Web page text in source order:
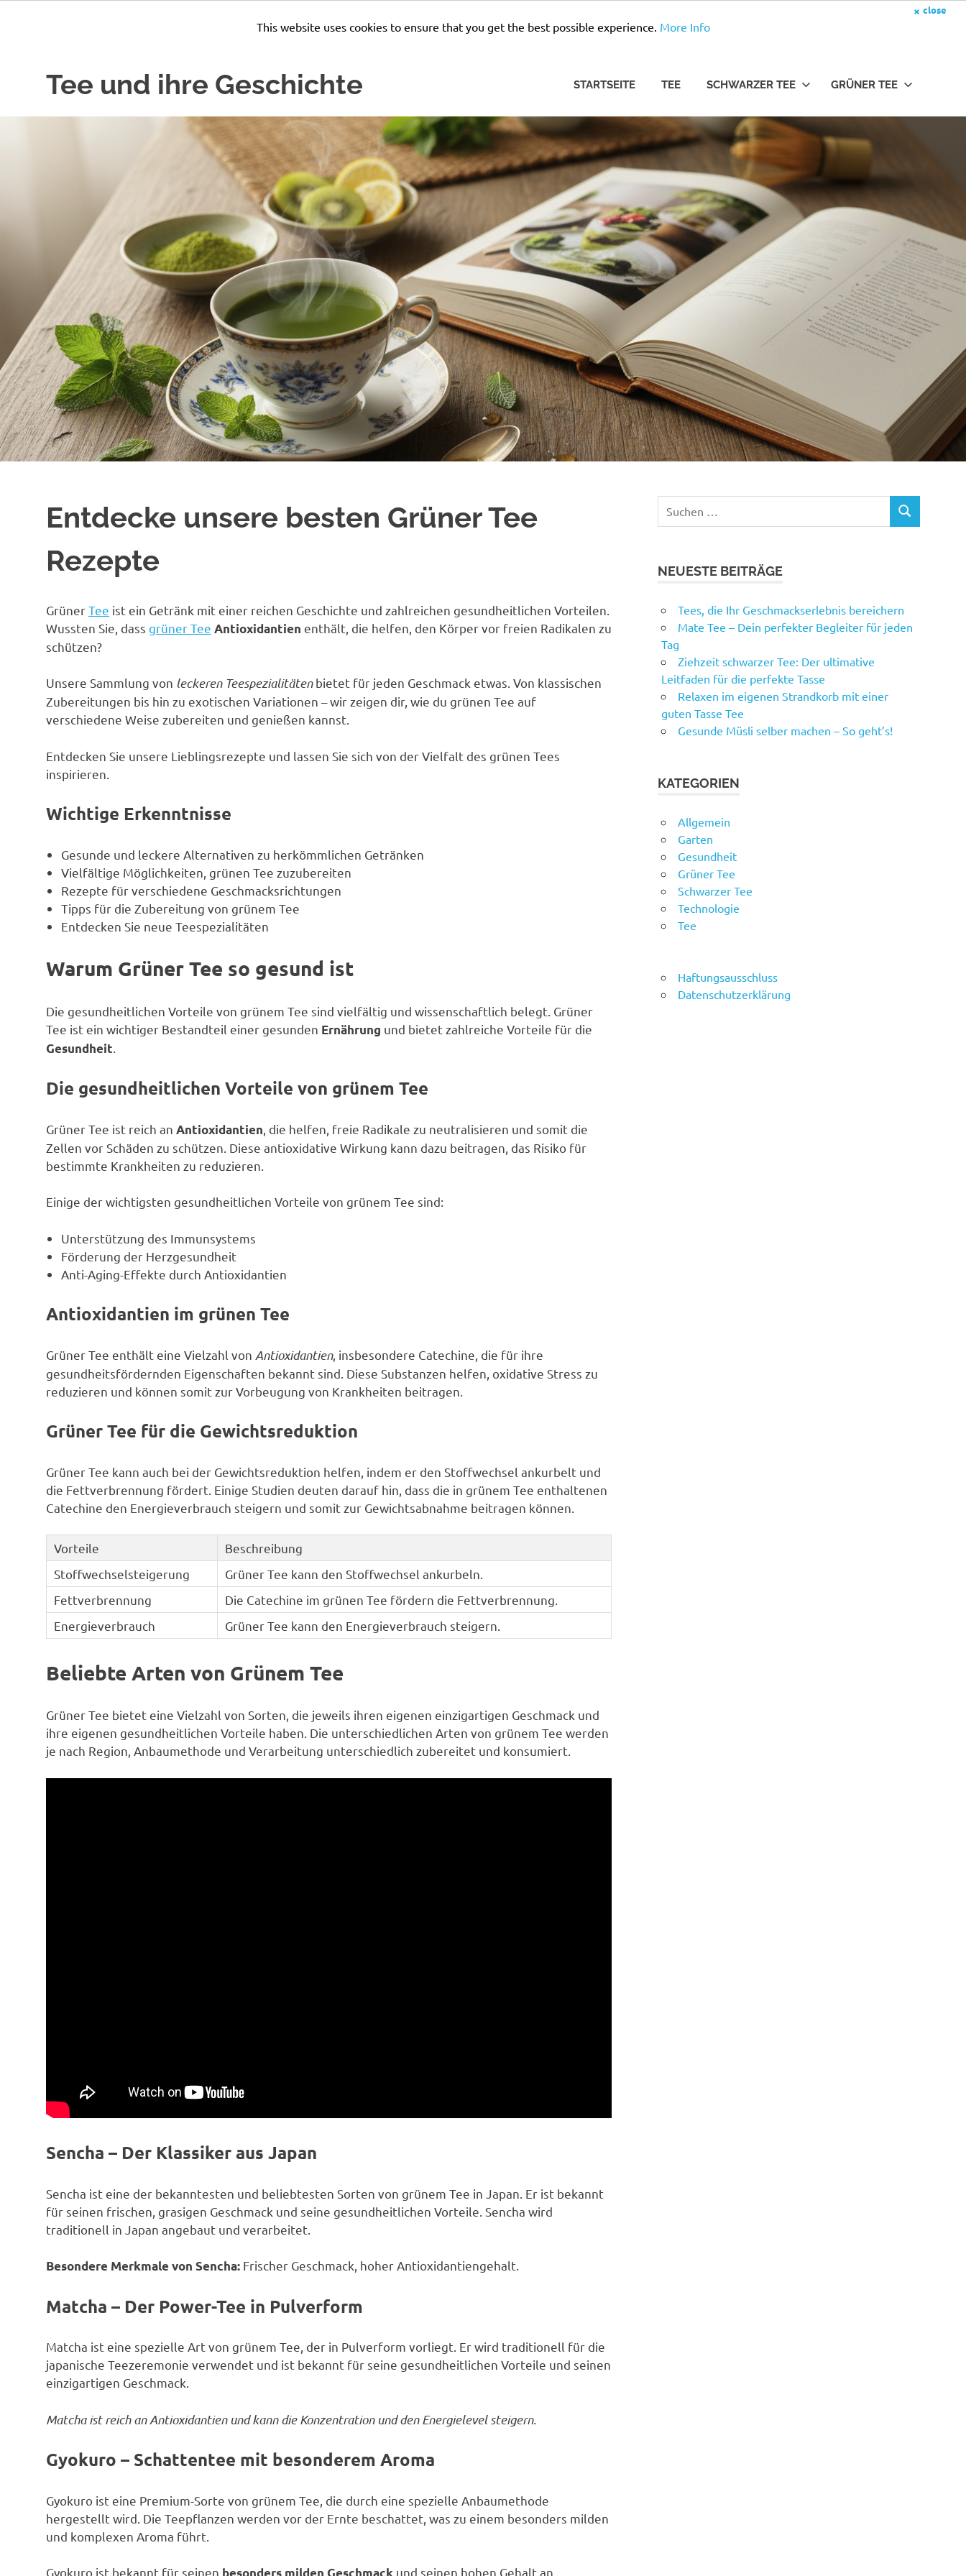
× close
This website uses cookies to ensure that you get the best possible experience. More Info
Tee und ihre Geschichte STARTSEITE TEE SCHWARZER TEE GRÜNER TEE
Entdecke unsere besten Grüner Tee
Rezepte
GrünerTee ist ein Getränk mit einer reichen Geschichte und zahlreichen gesundheitlichen Vorteilen.
Wussten Sie, dass grüner Tee Antioxidantien enthält, die helfen, den Körper vor freien Radikalen zu
schützen?
Unsere Sammlung von leckeren Teespezialitätenbietet für jeden Geschmack etwas. Von klassischen
Zubereitungen bis hin zu exotischen Variationen – wir zeigen dir, wie du grünen Tee auf
verschiedene Weise zubereiten und genießen kannst.
Entdecken Sie unsere Lieblingsrezepte und lassen Sie sich von der Vielfalt des grünen Tees
inspirieren.
Wichtige Erkenntnisse
Gesunde und leckere Alternativen zu herkömmlichen Getränken
Vielfältige Möglichkeiten, grünen Tee zuzubereiten
Rezepte für verschiedene Geschmacksrichtungen
Tipps für die Zubereitung von grünem Tee
Entdecken Sie neue Teespezialitäten
Warum Grüner Tee so gesund ist
Die gesundheitlichen Vorteile von grünem Tee sind vielfältig und wissenschaftlich belegt. Grüner
Tee ist ein wichtiger Bestandteil einer gesunden Ernährung und bietet zahlreiche Vorteile für die
Gesundheit
Die gesundheitlichen Vorteile von grünem Tee
Grüner Tee ist reich an Antioxidantien , die helfen, freie Radikale zu neutralisieren und somit die
Zellen vor Schäden zu schützen. Diese antioxidative Wirkung kann dazu beitragen, das Risiko für
bestimmte Krankheiten zu reduzieren.
Einige der wichtigsten gesundheitlichen Vorteile von grünem Tee sind:
Unterstützung des Immunsystems
Förderung der Herzgesundheit
Anti-Aging-Effekte durch Antioxidantien
Antioxidantien im grünen Tee
Grüner Tee enthält eine Vielzahl von Antioxidantien, insbesondere Catechine, die für ihre
gesundheitsfördernden Eigenschaften bekannt sind. Diese Substanzen helfen, oxidative Stress zu
reduzieren und können somit zur Vorbeugung von Krankheiten beitragen.
Grüner Tee für die Gewichtsreduktion
Grüner Tee kann auch bei der Gewichtsreduktion helfen, indem er den Stoffwechsel ankurbelt und
die Fettverbrennung fördert. Einige Studien deuten darauf hin, dass die in grünem Tee enthaltenen
Catechine den Energieverbrauch steigern und somit zur Gewichtsabnahme beitragen können.
Vorteile
Beschreibung
Stoffwechselsteigerung
Grüner Tee kann den Stoffwechsel ankurbeln.
Fettverbrennung
Die Catechine im grünen Tee fördern die Fettverbrennung.
Energieverbrauch
Grüner Tee kann den Energieverbrauch steigern.
Beliebte Arten von Grünem Tee
Grüner Tee bietet eine Vielzahl von Sorten, die jeweils ihren eigenen einzigartigen Geschmack und
ihre eigenen gesundheitlichen Vorteile haben. Die unterschiedlichen Arten von grünem Tee werden
je nach Region, Anbaumethode und Verarbeitung unterschiedlich zubereitet und konsumiert.
Sencha – Der Klassiker aus Japan
Sencha ist eine der bekanntesten und beliebtesten Sorten von grünem Tee in Japan. Er ist bekannt
für seinen frischen, grasigen Geschmack und seine gesundheitlichen Vorteile. Sencha wird
traditionell in Japan angebaut und verarbeitet.
Besondere Merkmale von Sencha: Frischer Geschmack, hoher Antioxidantiengehalt.
Matcha – Der Power-Tee in Pulverform
Matcha ist eine spezielle Art von grünem Tee, der in Pulverform vorliegt. Er wird traditionell für die
japanische Teezeremonie verwendet und ist bekannt für seine gesundheitlichen Vorteile und seinen
einzigartigen Geschmack.
Matcha ist reich an Antioxidantien und kann die Konzentration und den Energielevel steigern.
Gyokuro – Schattentee mit besonderem Aroma
Gyokuro ist eine Premium-Sorte von grünem Tee, die durch eine spezielle Anbaumethode
hergestellt wird. Die Teepflanzen werden vor der Ernte beschattet, was zu einem besonders milden
und komplexen Aroma führt.
Gyokuro ist bekannt für seinen besonders milden Geschmack und seinen hohen Gehalt an
Suchen
SUCHEN
NEUESTE BEITRÄGE
Tees, die Ihr Geschmackserlebnis bereichern
Mate Tee – Dein perfekter Begleiter für jeden
Tag
Ziehzeit schwarzer Tee: Der ultimative
Leitfaden für die perfekte Tasse
Relaxen im eigenen Strandkorb mit einer
guten Tasse Tee
Gesunde Müsli selber machen – So geht’s!
KATEGORIEN
Allgemein
Garten
Gesundheit
Grüner Tee
Schwarzer Tee
Technologie
Tee
Haftungsausschluss
Datenschutzerklärung